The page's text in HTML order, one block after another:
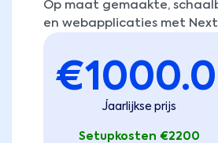
€
Jaarlijkse prijs
Setupkosten €2200
Op maat gemaakte,
en webapplicaties met